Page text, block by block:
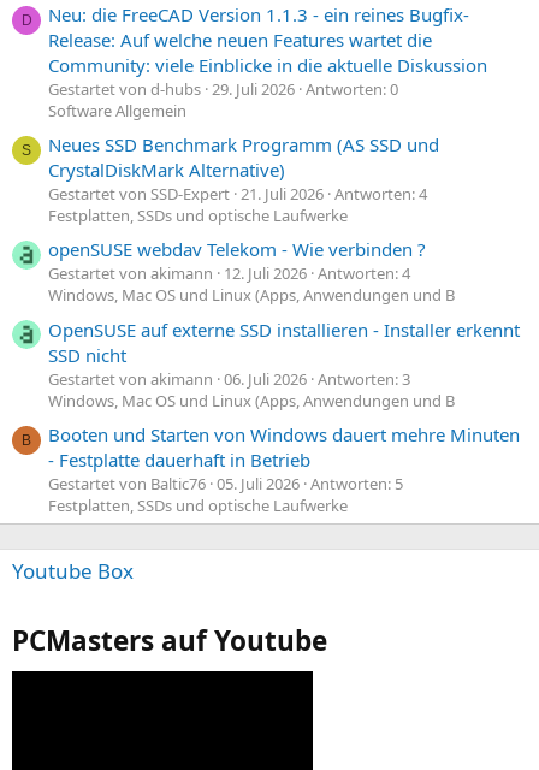
D
Neu: die FreeCAD Version 1.1.3 - ein reines Bugfix-
Release: Auf welche neuen Features wartet die
Community: viele Einblicke in die aktuelle Diskussion
Gestartet von d-hubs 29. Juli 2026 Antworten: 0
Software Allgemein
S
Neues SSD Benchmark Programm (AS SSD und
CrystalDiskMark Alternative)
Gestartet von SSD-Expert 21. Juli 2026 Antworten: 4
Festplatten, SSDs und optische Laufwerke
openSUSE webdav Telekom - Wie verbinden ?
Gestartet von akimann 12. Juli 2026 Antworten: 4
Windows, Mac OS und Linux (Apps, Anwendungen und B
OpenSUSE auf externe SSD installieren - Installer erkennt
SSD nicht
Gestartet von akimann 06. Juli 2026 Antworten: 3
Windows, Mac OS und Linux (Apps, Anwendungen und B
B
Booten und Starten von Windows dauert mehre Minuten
- Festplatte dauerhaft in Betrieb
Gestartet von Baltic76 05. Juli 2026 Antworten: 5
Festplatten, SSDs und optische Laufwerke
Youtube Box
PCMasters auf Youtube